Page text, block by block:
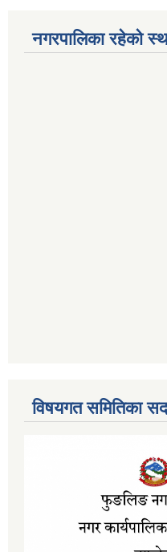
नगरपालिका रहेको
विषयगत समितिका